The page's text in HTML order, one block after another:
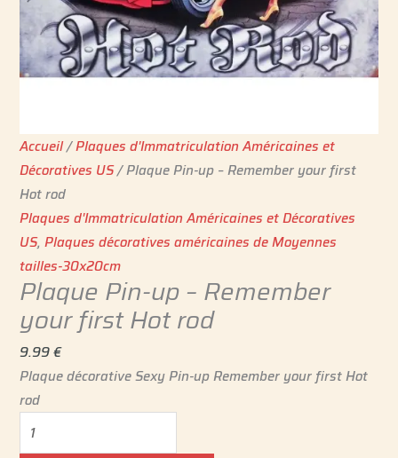
Accueil/Plaques d'Immatriculation Américaines et
Décoratives US/ Plaque Pin-up – Remember your first
Hot rod
Plaques d'Immatriculation Américaines et Décoratives
US,Plaques décoratives américaines de Moyennes
tailles-30x20cm
Plaque Pin-up – Remember
your first Hot rod
9.99€
Plaque décorative Sexy Pin-up Remember your first Hot
rod